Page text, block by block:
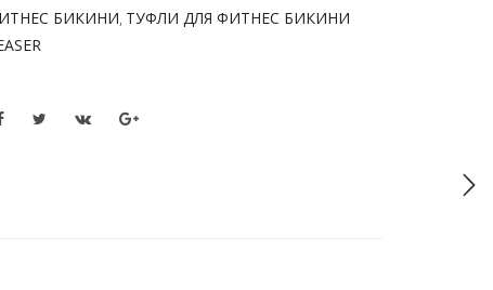
БИКИНИ ТУФЛИ ДЛЯ ФИТНЕС БИКИНИ